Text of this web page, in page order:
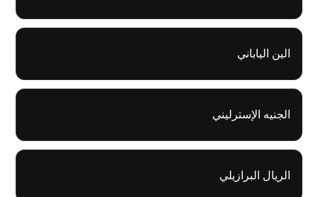
الين الياباني
الجنيه الإسترليني
الريال البرازيلي